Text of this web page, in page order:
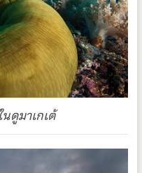
ดูมาเกเต้